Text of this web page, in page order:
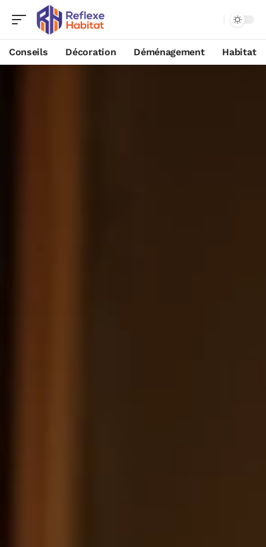
Conseils Décoration Déménagement Habitat